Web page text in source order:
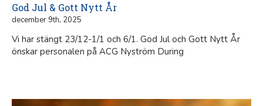
God Jul & Gott Nytt År
december 9th, 2025
Vi har stängt 23/12-1/1 och 6/1. God Jul och Gott Nytt År
önskar personalen på ACG Nyström During